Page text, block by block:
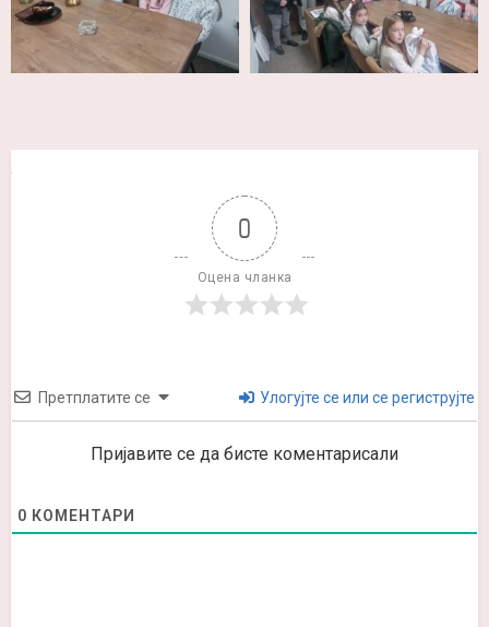
0
Оцена чланка
Претплатите се Улогујте се или се региструјте
Пријавите се да бисте коментарисали
0 КОМЕНТАРИ